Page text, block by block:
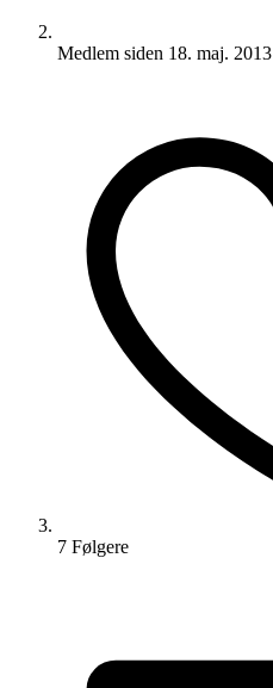
Medlem siden 18. maj. 2013
7 Følgere